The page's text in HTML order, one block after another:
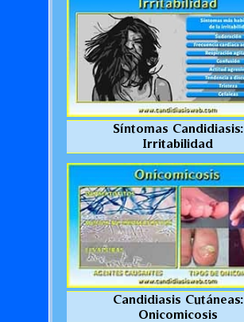
Síntomas Candidiasis:
Irritabilidad
Candidiasis Cutáneas:
Onicomicosis